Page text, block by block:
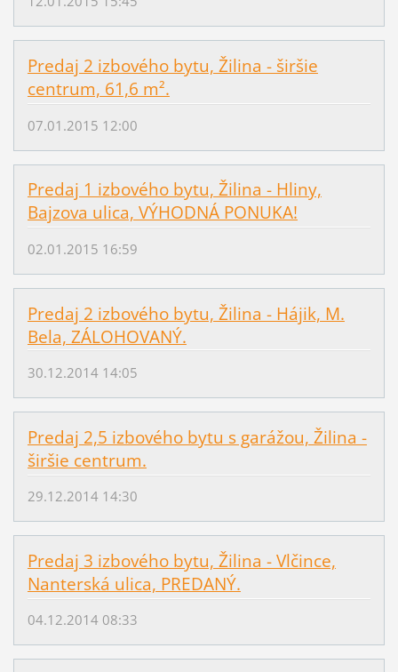
Predaj 2 izbového bytu, Žilina - širšie
centrum, 61,6 m².
07.01.2015 12:00
Predaj 1 izbového bytu, Žilina - Hliny,
Bajzova ulica, VÝHODNÁ PONUKA!
02.01.2015 16:59
Predaj 2 izbového bytu, Žilina - Hájik, M.
Bela, ZÁLOHOVANÝ.
30.12.2014 14:05
Predaj 2,5 izbového bytu s garážou, Žilina -
širšie centrum.
29.12.2014 14:30
Predaj 3 izbového bytu, Žilina - Vlčince,
Nanterská ulica, PREDANÝ.
04.12.2014 08:33